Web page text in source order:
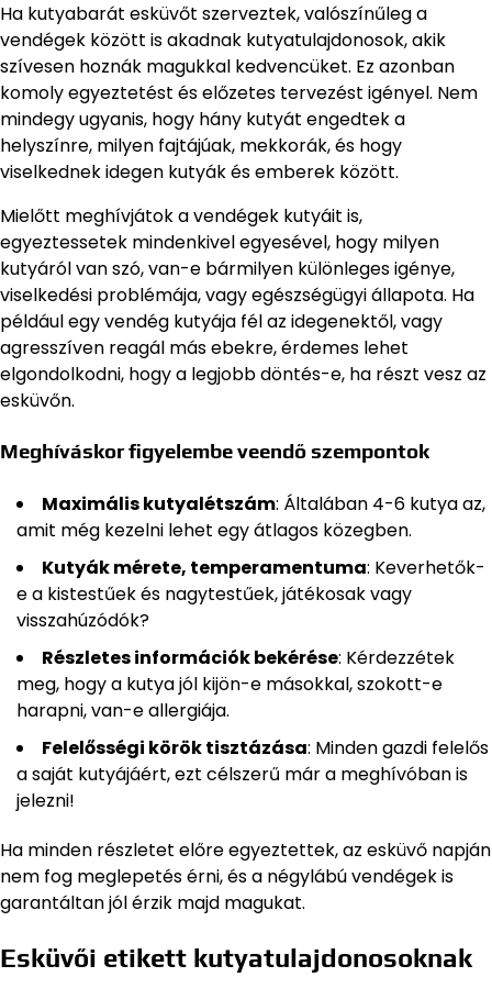
Ha kutyabarát esküvőt szerveztek, valószínűleg a
vendégek között is akadnak kutyatulajdonosok, akik
szívesen hoznák magukkal kedvencüket. Ez azonban
komoly egyeztetést és előzetes tervezést igényel. Nem
mindegy ugyanis, hogy hány kutyát engedtek a
helyszínre, milyen fajtájúak, mekkorák, és hogy
viselkednek idegen kutyák és emberek között.
Mielőtt meghívjátok a vendégek kutyáit is,
egyeztessetek mindenkivel egyesével, hogy milyen
kutyáról van szó, van-e bármilyen különleges igénye,
viselkedési problémája, vagy egészségügyi állapota. Ha
például egy vendég kutyája fél az idegenektől, vagy
agresszíven reagál más ebekre, érdemes lehet
elgondolkodni, hogy a legjobb döntés-e, ha részt vesz az
esküvőn.
Meghíváskor figyelembe veendő szempontok
Maximális kutyalétszám: Általában 4-6 kutya az,
amit még kezelni lehet egy átlagos közegben.
Kutyák mérete, temperamentuma: Keverhetők-
e a kistestűek és nagytestűek, játékosak vagy
visszahúzódók?
Részletes információk bekérése: Kérdezzétek
meg, hogy a kutya jól kijön-e másokkal, szokott-e
harapni, van-e allergiája.
Felelősségi körök tisztázása: Minden gazdi felelős
a saját kutyájáért, ezt célszerű már a meghívóban is
jelezni!
Ha minden részletet előre egyeztettek, az esküvő napján
nem fog meglepetés érni, és a négylábú vendégek is
garantáltan jól érzik majd magukat.
Esküvői etikett kutyatulajdonosoknak